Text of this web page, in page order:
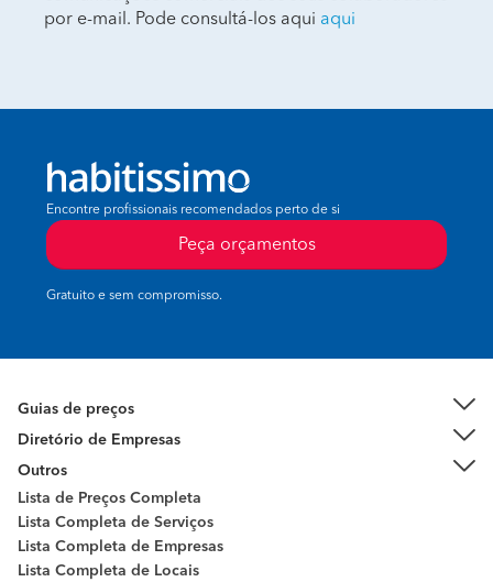
por e-mail. Pode consultá-los aqui aqui
Encontre profissionais recomendados perto de si
Peça orçamentos
Gratuito e sem compromisso.
Guias de preços
Diretório de Empresas
Outros
Lista de Preços Completa
Lista Completa de Serviços
Lista Completa de Empresas
Lista Completa de Locais